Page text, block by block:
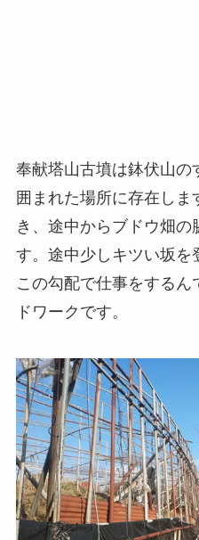
奉献塔山古墳は鉢伏山の
囲まれた場所に存在し
き、途中からブドウ畑の
す。途中少しキツい坂を
この勾配で仕事をする
ドワークです。